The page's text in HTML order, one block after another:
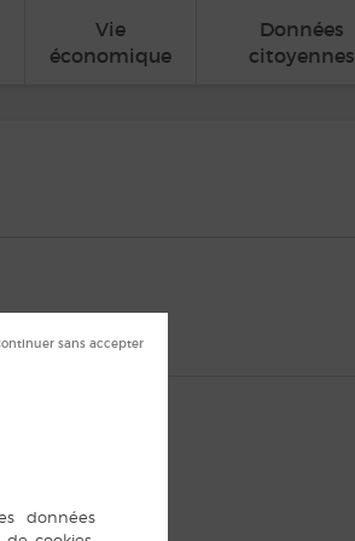
Vie
économique
Données
citoyennes